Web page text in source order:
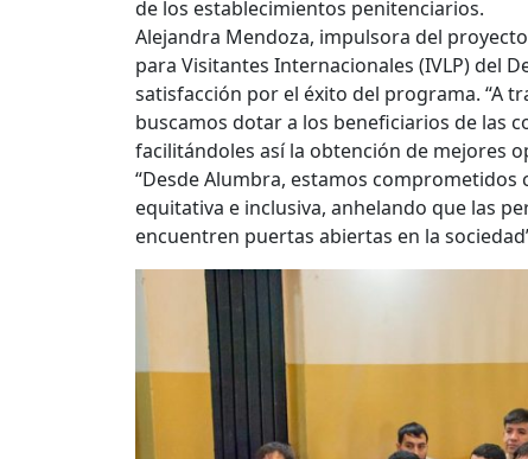
de los establecimientos penitenciarios.
Alejandra Mendoza, impulsora del
para Visitantes Internacionales (IVLP) del
satisfacción por el éxito del programa. “A
buscamos dotar a los beneficiarios de las
facilitándoles así la obtención de mejores
“Desde Alumbra, estamos
equitativa e inclusiva, anhelando que las
encuentren puertas abiertas en la